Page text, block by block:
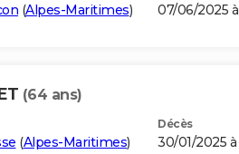
(Alpes-Maritimes) 07/06/2025 à
(64 ans)
(Alpes-Maritimes)
Décès
30/01/2025 à